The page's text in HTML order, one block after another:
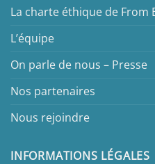
La charte éthique de From
L’équipe
On parle de nous – Presse
Nos partenaires
Nous rejoindre
INFORMATIONS LÉGALES